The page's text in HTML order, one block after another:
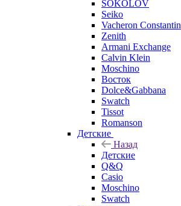
SOKOLOV
Seiko
Vacheron Constantin
Zenith
Armani Exchange
Calvin Klein
Moschino
Восток
Dolce&Gabbana
Swatch
Tissot
Romanson
Детские
Назад
Детские
Q&Q
Casio
Moschino
Swatch